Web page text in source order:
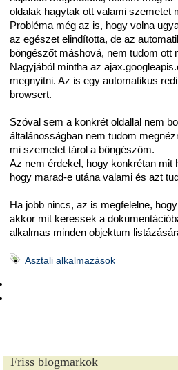
oldalak hagytak ott valami szemetet
Probléma még az is, hogy volna
az egészet elindította, de az
böngészőt máshová, nem tudom ott
Nagyjából mintha az
megnyitni. Az is egy automatikus
browsert.
Szóval sem a konkrét oldallal nem
általánosságban nem tudom
mi szemetet tárol a böngészőm.
Az nem érdekel, hogy konkrétan mit
hogy marad-e utána valami és azt
Ha jobb nincs, az is megfelelne,
akkor mit keressek a
alkalmas minden objektum
Asztali alkalmazások
Friss blogmarkok